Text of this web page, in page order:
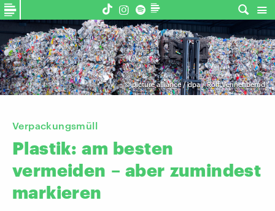
©picture alliance / dpa / Rolf Vennenbernd
Verpackungsmüll
Plastik: am besten
vermeiden – aber zumindest
markieren